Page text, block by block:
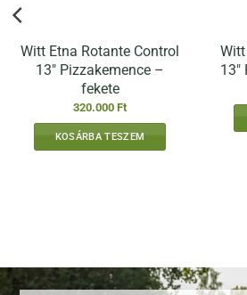
Witt Etna Rotante Control
13″ Pizzakemence –
fekete
320.000 Ft
KOSÁRBA TESZEM